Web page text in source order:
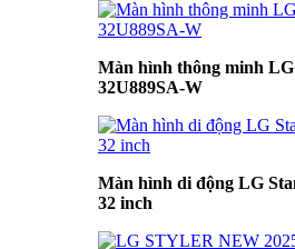
Màn hình thông minh
32U889SA-W
Màn hình di động LG
32 inch